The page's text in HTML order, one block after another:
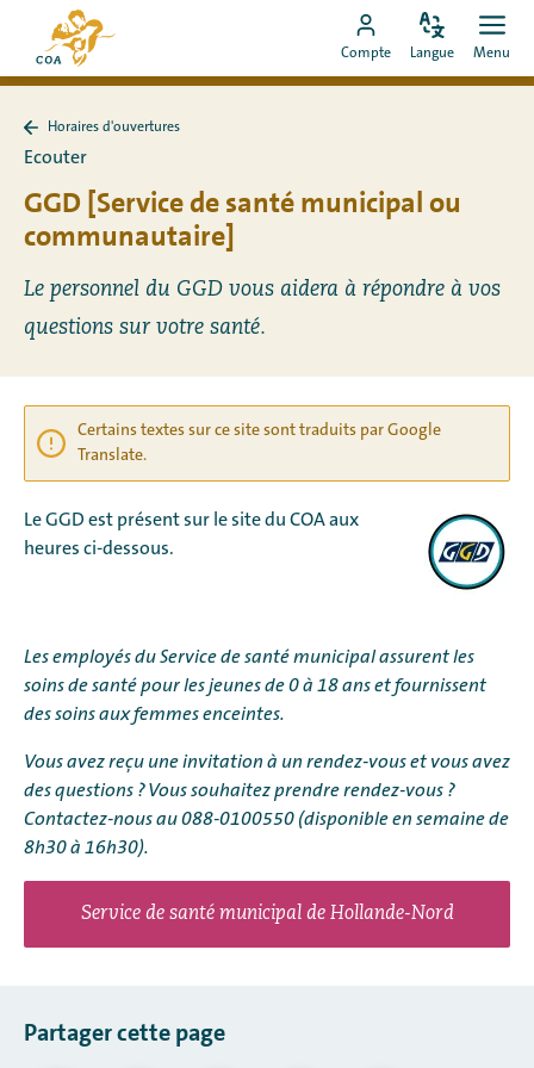
directement
au
Vers
la
page
de
MyCOA
Aller
vers
Compte
Modifiez
langue
Langue Menu
à
d&#39;ouvertures
Horaires d'ouvertures
Ecouter
GGD [Service de santé municipal ou
communautaire]
Le personnel du GGD vous aidera à répondre à vos
questions sur votre santé.
Certains textes sur ce site sont traduits par Google
Translate.
Le GGD est présent sur le site du COA aux
heures ci-dessous.
Les employés du Service de santé municipal assurent les
soins de santé pour les jeunes de 0 à 18 ans et fournissent
des soins aux femmes enceintes.
Vous avez reçu une invitation à un rendez-vous et vous avez
des questions ? Vous souhaitez prendre rendez-vous ?
Contactez-nous au 088-0100550 (disponible en semaine de
8h30 à 16h30).
Service de santé municipal de Hollande-Nord
Partager cette page